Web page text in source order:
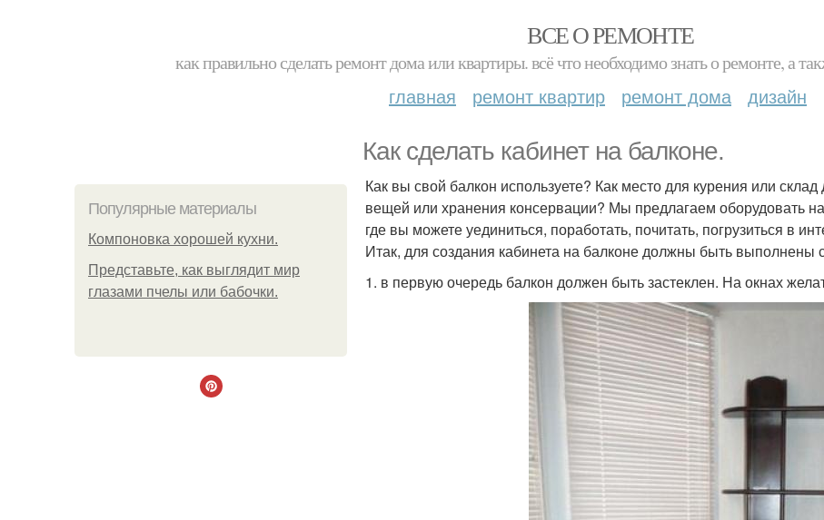
ВСЕ О РЕМОНТЕ
как правильно сделать ремонт дома или квартиры. всё что необходимо знать о ремонте, а
главная ремонт квартир ремонт дома дизайн
Как сделать кабинет на балконе.
Популярные материалы
Компоновка хорошей кухни.
Представьте, как выглядит мир
глазами пчелы или бабочки.
Как вы свой балкон используете? Как место для курения или
вещей или хранения консервации? Мы предлагаем оборудовать
где вы можете уединиться, поработать, почитать, погрузиться в
Итак, для создания кабинета на балконе должны быть выполнены
1. в первую очередь балкон должен быть застеклен. На окнах